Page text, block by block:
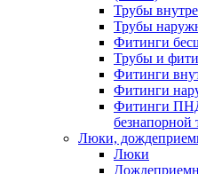
Трубы
Трубы
Фитинги
Трубы и
Фитинги
Фитинги
Фитинги
безнапорной
Люки,
Люки